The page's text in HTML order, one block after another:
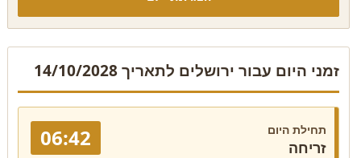
זמני היום עבור ירושלים לתאריך 14/10/2028
תחילת היום
זריחה 06:42